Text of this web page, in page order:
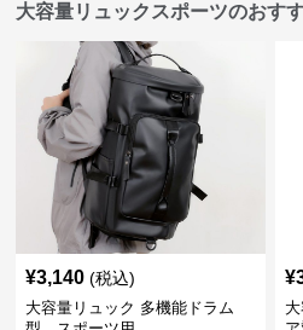
大容量リュックスポーツのおす
¥3,140 (税込)
大容量リュック 多機能ドラム
¥